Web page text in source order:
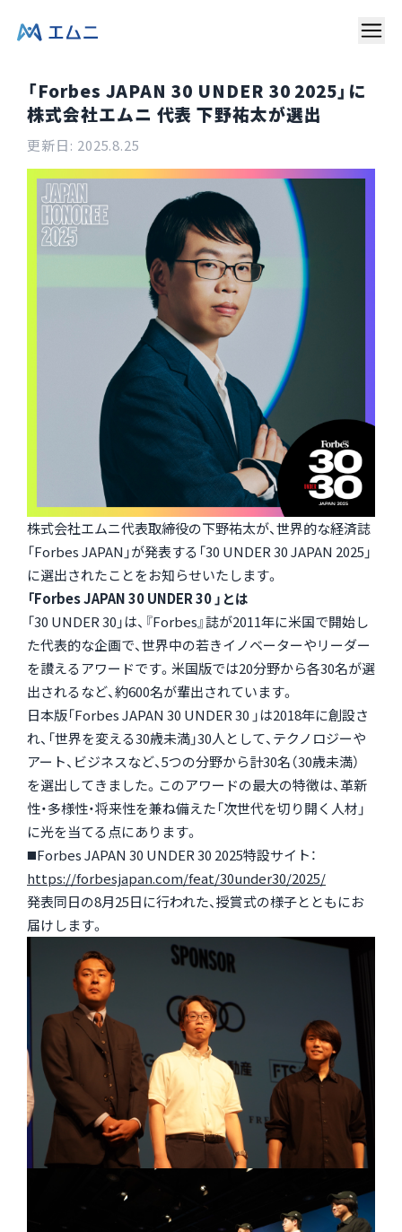
「Forbes JAPAN 30 UNDER 30 2025」に
株式会社エムニ 代表 下野祐太が選出
更新日: 2025.8.25
株式会社エムニ代表取締役の下野祐太が、世界的な経済誌
「Forbes JAPAN」が発表する「30 UNDER 30 JAPAN 2025」
に選出されたことをお知らせいたします。
「Forbes JAPAN 30 UNDER 30 」とは
「30 UNDER 30」は、『Forbes』誌が2011年に米国で開始し
た代表的な企画で、世界中の若きイノベーターやリーダー
を讃えるアワードです。米国版では20分野から各30名が選
出されるなど、約600名が輩出されています。
日本版「Forbes JAPAN 30 UNDER 30 」は2018年に創設さ
れ、「世界を変える30歳未満」30人として、テクノロジーや
アート、ビジネスなど、5つの分野から計30名（30歳未満）
を選出してきました。このアワードの最大の特徴は、革新
性・多様性・将来性を兼ね備えた「次世代を切り開く人材」
に光を当てる点にあります。
◼️Forbes JAPAN 30 UNDER 30 2025特設サイト：
https://forbesjapan.com/feat/30under30/2025/
発表同日の8月25日に行われた、授賞式の様子とともにお
届けします。